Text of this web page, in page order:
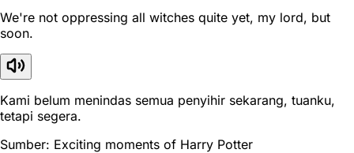
We're not oppressing all witches quite yet, my lord, but
soon.
Kami belum menindas semua penyihir sekarang, tuanku,
tetapi segera.
Sumber: Exciting moments of Harry Potter